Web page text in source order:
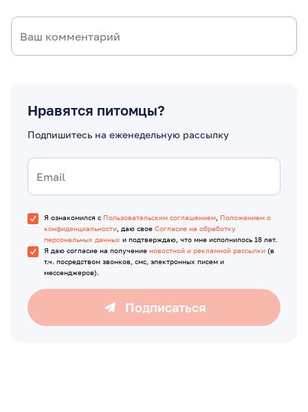
Нравятся питомцы?
Подпишитесь на еженедельную рассылку
Я ознакомился с Пользовательским соглашением, Положением о
конфиденциальности, даю свое Согласие на обработку
персональных данных и подтверждаю, что мне исполнилось 18 лет.
Я даю согласие на получение новостной и рекламной рассылки (в
т.ч. посредством звонков, смс, электронных писем и
мессенджеров).
Подписаться